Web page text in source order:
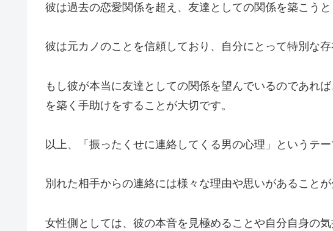
彼は過去の恋愛関係を超え、友達としての関係を築こうと
彼は元カノのことを信頼しており、自分にとって特別な
もし彼が本当に友達としての関係を望んでいるのであれ
を築く手助けをすることが大切です。
以上、「振ったくせに連絡してくる男の心理」というテ
別れた相手からの連絡には様々な理由や思いがあることが
女性側としては、彼の本音を見極めることや自分自身の